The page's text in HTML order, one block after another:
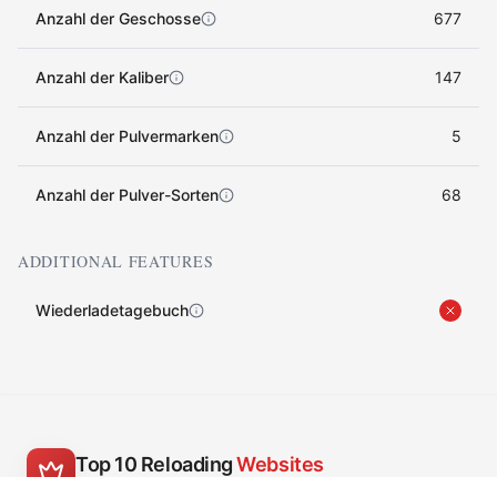
Anzahl der Geschosse 677
Anzahl der Kaliber 147
Anzahl der Pulvermarken 5
Anzahl der Pulver-Sorten 68
ADDITIONAL FEATURES
Wiederladetagebuch
Top 10 ReloadingWebsites